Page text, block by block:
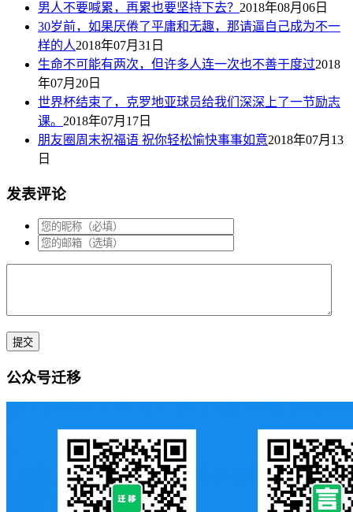
男人不要喊累，再累也要坚持下去？ 2018年08月06日
30岁前，如果厌倦了平庸和无趣，那请逼自己成为不一
样的人2018年07月31日
生命不可能有两次，但许多人连一次也不善于度过2018
年07月20日
世界杯结束了，克罗地亚球员给我们深深上了一节励志
课。 2018年07月17日
朋友圈周末祝福语 祝你轻松愉快事事如意2018年07月13
日
发表评论
公众号迁移